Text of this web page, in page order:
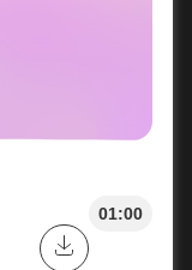
01:00